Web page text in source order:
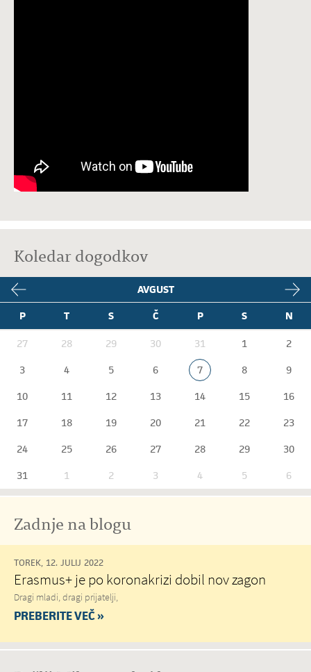
Koledar dogodkov
AVGUST
P
T S Č P S N
27 28 29 30 31 1
2
3
4 5 6 7 8
9
10
11 12 13 14 15
16
17
18 19 20 21 22
23
24
25 26 27 28 29
30
31
1 2 3 4 5 6
Zadnje na blogu
TOREK, 12. JULIJ 2022
Erasmus+ je po koronakrizi dobil nov zagon
Dragi mladi, dragi prijatelji,
PREBERITE VEČ »